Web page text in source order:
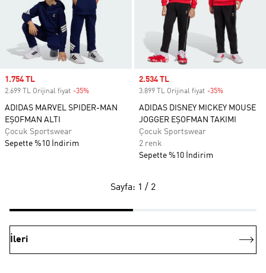
Sale price
1.754 TL
2.699 TL Orijinal fiyat -35%
ADIDAS MARVEL SPIDER-MAN
EŞOFMAN ALTI
Çocuk Sportswear
Sepette %10 İndirim
Sale price
2.534 TL
3.899 TL Orijinal fiyat -35%
ADIDAS DISNEY MICKEY MOUSE
JOGGER EŞOFMAN TAKIMI
Çocuk Sportswear
2 renk
Sepette %10 İndirim
Sayfa: 1 / 2
İleri